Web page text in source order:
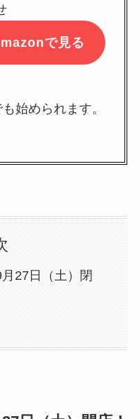
で見る
始められます。
27日（土）閉